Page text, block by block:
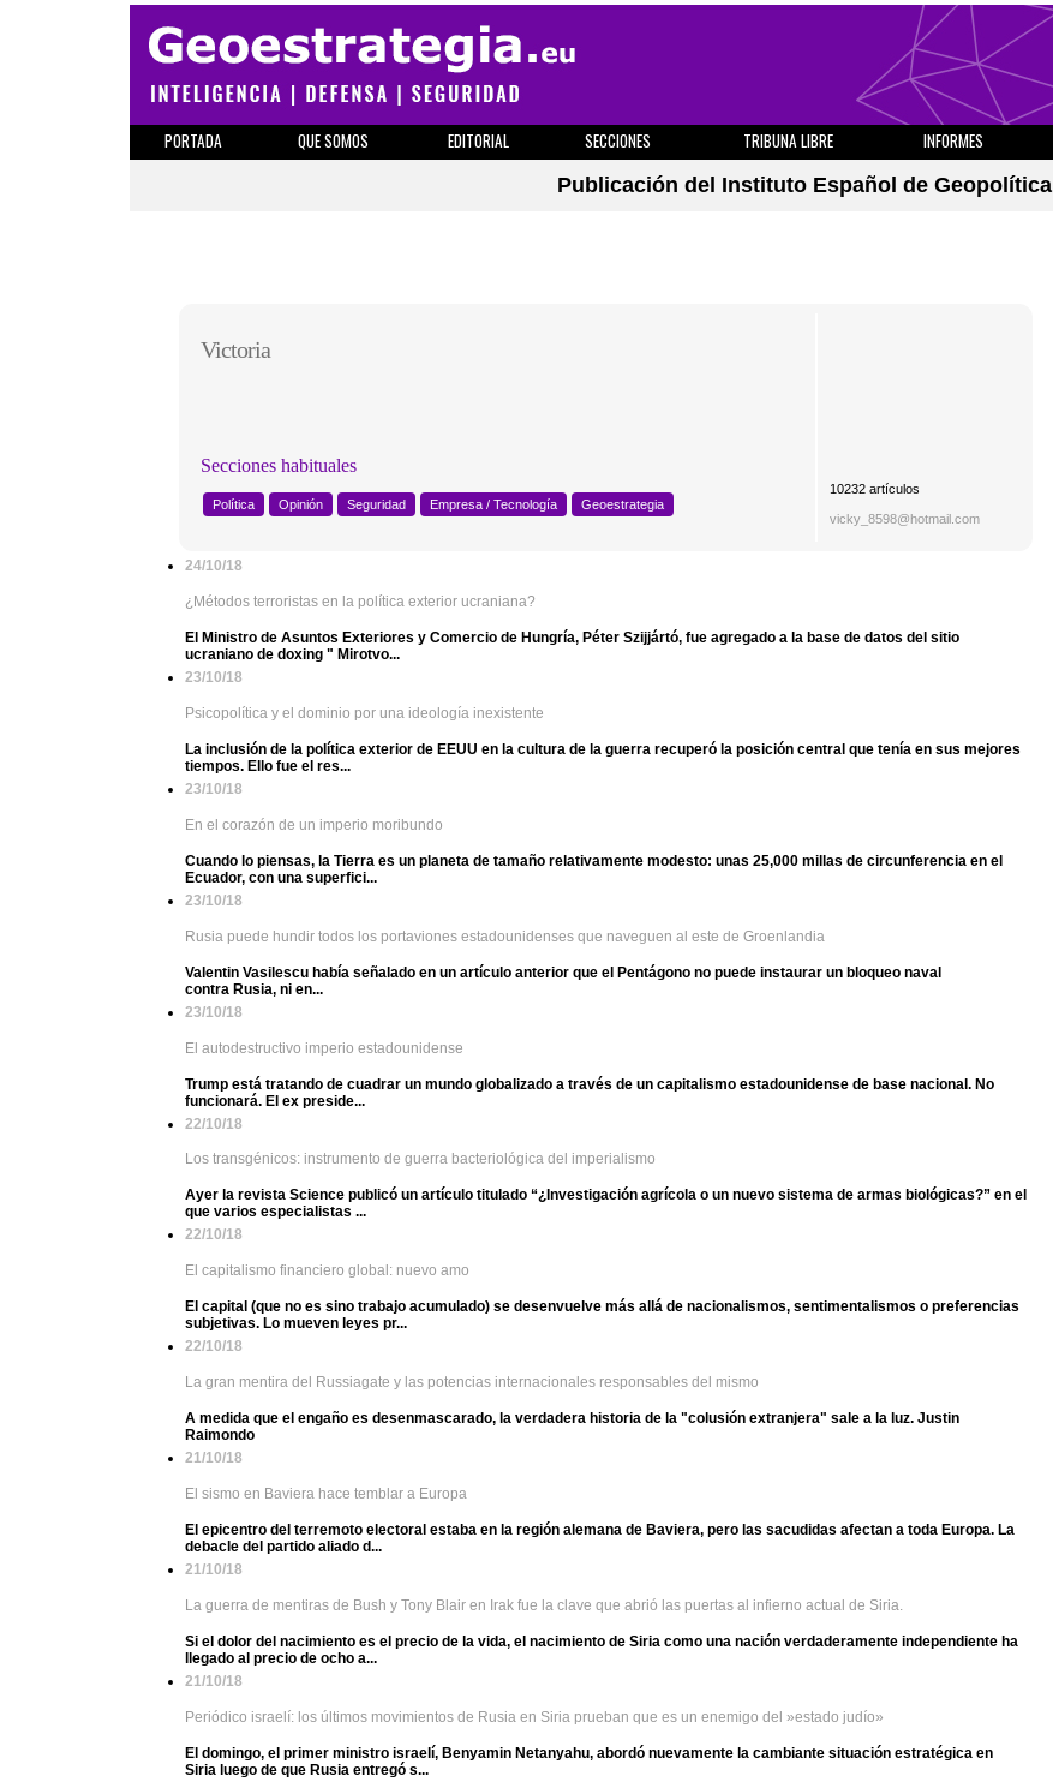
PORTADA QUE SOMOS EDITORIAL SECCIONES TRIBUNA LIBRE INFORMES
Publicación del Instituto Español de Geopolítica
Victoria
Secciones habituales
Política Opinión Seguridad Empresa / Tecnología Geoestrategia
10232 artículos
vicky_8598@hotmail.com
24/10/18
¿Métodos terroristas en la política exterior ucraniana?
El Ministro de Asuntos Exteriores y Comercio de Hungría, Péter Szijjártó, fue agregado a la base de datos del sitio
ucraniano de doxing " Mirotvo...
23/10/18
Psicopolítica y el dominio por una ideología inexistente
La inclusión de la política exterior de EEUU en la cultura de la guerra recuperó la posición central que tenía en sus mejores
tiempos. Ello fue el res...
23/10/18
En el corazón de un imperio moribundo
Cuando lo piensas, la Tierra es un planeta de tamaño relativamente modesto: unas 25,000 millas de circunferencia en el
Ecuador, con una superfici...
23/10/18
Rusia puede hundir todos los portaviones estadounidenses que naveguen al este de Groenlandia
Valentin Vasilescu había señalado en un artículo anterior que el Pentágono no puede instaurar un bloqueo naval
contra Rusia, ni en...
23/10/18
El autodestructivo imperio estadounidense
Trump está tratando de cuadrar un mundo globalizado a través de un capitalismo estadounidense de base nacional. No
funcionará. El ex preside...
22/10/18
Los transgénicos: instrumento de guerra bacteriológica del imperialismo
Ayer la revista Science publicó un artículo titulado “¿Investigación agrícola o un nuevo sistema de armas biológicas?” en el
que varios especialistas ...
22/10/18
El capitalismo financiero global: nuevo amo
El capital (que no es sino trabajo acumulado) se desenvuelve más allá de nacionalismos, sentimentalismos o preferencias
subjetivas. Lo mueven leyes pr...
22/10/18
La gran mentira del Russiagate y las potencias internacionales responsables del mismo
A medida que el engaño es desenmascarado, la verdadera historia de la "colusión extranjera" sale a la luz. Justin
Raimondo
21/10/18
El sismo en Baviera hace temblar a Europa
El epicentro del terremoto electoral estaba en la región alemana de Baviera, pero las sacudidas afectan a toda Europa. La
debacle del partido aliado d...
21/10/18
La guerra de mentiras de Bush y Tony Blair en Irak fue la clave que abrió las puertas al infierno actual de Siria.
Si el dolor del nacimiento es el precio de la vida, el nacimiento de Siria como una nación verdaderamente independiente ha
llegado al precio de ocho a...
21/10/18
Periódico israelí: los últimos movimientos de Rusia en Siria prueban que es un enemigo del »estado judío»
El domingo, el primer ministro israelí, Benyamin Netanyahu, abordó nuevamente la cambiante situación estratégica en
Siria luego de que Rusia entregó s...